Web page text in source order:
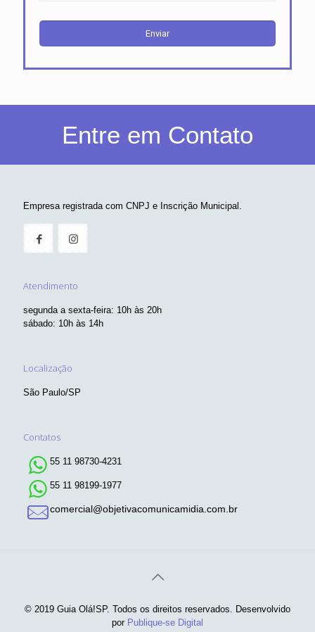
Entre em Contato
Empresa registrada com CNPJ e Inscrição Municipal.
Atendimento
segunda a sexta-feira: 10h às 20h
sábado: 10h às 14h
Localização
São Paulo/SP
Contatos
55 11 98730-4231
55 11 98199-1977
comercial@objetivacomunicamidia.com.br
© 2019 Guia Olá!SP. Todos os direitos reservados. Desenvolvido
por Publique-se Digital